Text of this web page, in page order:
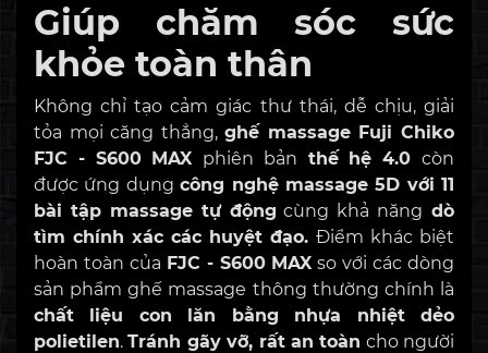
Giúp chăm sóc sức
khỏe toàn thân
Không chỉ tạo cảm giác thư thái, dễ chịu, giải
tỏa mọi căng thẳng,ghế massage Fuji Chiko
FJC - S600 MAX phiên bản thế hệ 4.0còn
được ứng dụngcông nghệ massage 5D với 11
bài tập massage tự động cùng khả năng dò
tìm chính xác các huyệt đạo. Điểm khác biệt
hoàn toàn của FJC - S600 MAX so với các dòng
sản phẩm ghế massage thông thường chính là
chất liệu con lăn bằng nhựa nhiệt dẻo
polietilen.Tránh gãy vỡ, rất an toàn cho người